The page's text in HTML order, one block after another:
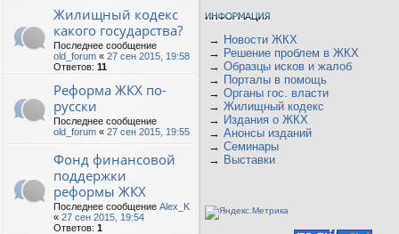
Жилищный кодекс
какого государства?
Последнее сообщение
old_forum « 27 сен 2015, 19:58
Ответов: 11
Реформа ЖКХ по-
русски
Последнее сообщение
old_forum « 27 сен 2015, 19:55
Фонд финансовой
поддержки
реформы ЖКХ
Последнее сообщение Alex_K
« 27 сен 2015, 19:54
Ответов: 1
→ Новости ЖКХ
→ Решение проблем в ЖКХ
→ Образцы исков и жалоб
→ Порталы в помощь
→ Органы гос. власти
→ Жилищный кодекс
→ Издания о ЖКХ
→ Анонсы изданий
→ Семинары
→ Выставки